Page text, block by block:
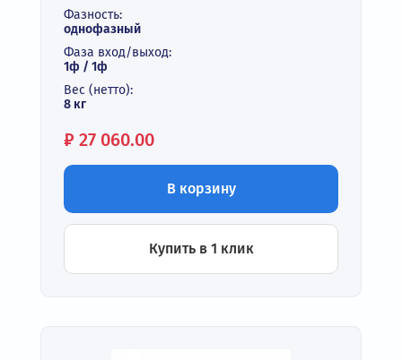
Фазность:
однофазный
Фаза вход/выход:
1ф / 1ф
Вес (нетто):
8 кг
Цена:
₽ 27 060.00
В корзину
Купить в 1 клик